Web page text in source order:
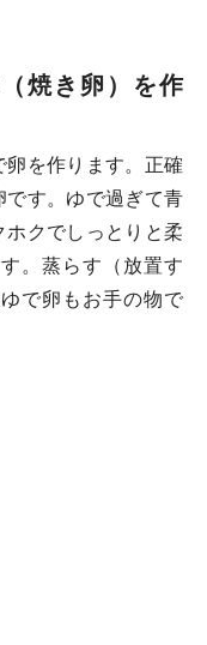
焼き卵）を作
を作ります。正確
です。ゆで過ぎて青
ホクでしっとりと柔
。蒸らす（放置す
で卵もお手の物で